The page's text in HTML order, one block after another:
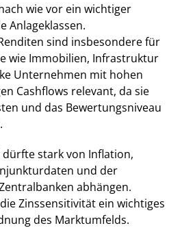
wie vor ein wichtiger
Anlageklassen.
sind insbesondere für
wie Immobilien, Infrastruktur
Unternehmen mit hohen
Cashflows relevant, da sie
und das Bewertungsniveau
stark von Inflation,
und der
abhängen.
Zinssensitivität ein wichtiges
des Marktumfelds.